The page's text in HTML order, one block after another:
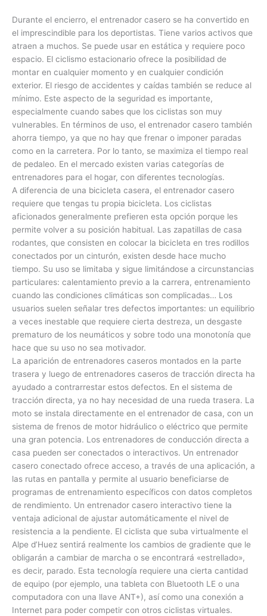
Durante el encierro, el entrenador casero se ha convertido en
el imprescindible para los deportistas. Tiene varios activos que
atraen a muchos. Se puede usar en estática y requiere poco
espacio. El ciclismo estacionario ofrece la posibilidad de
montar en cualquier momento y en cualquier condición
exterior. El riesgo de accidentes y caídas también se reduce al
mínimo. Este aspecto de la seguridad es importante,
especialmente cuando sabes que los ciclistas son muy
vulnerables. En términos de uso, el entrenador casero también
ahorra tiempo, ya que no hay que frenar o imponer paradas
como en la carretera. Por lo tanto, se maximiza el tiempo real
de pedaleo. En el mercado existen varias categorías de
entrenadores para el hogar, con diferentes tecnologías.
A diferencia de una bicicleta casera, el entrenador casero
requiere que tengas tu propia bicicleta. Los ciclistas
aficionados generalmente prefieren esta opción porque les
permite volver a su posición habitual. Las zapatillas de casa
rodantes, que consisten en colocar la bicicleta en tres rodillos
conectados por un cinturón, existen desde hace mucho
tiempo. Su uso se limitaba y sigue limitándose a circunstancias
particulares: calentamiento previo a la carrera, entrenamiento
cuando las condiciones climáticas son complicadas… Los
usuarios suelen señalar tres defectos importantes: un equilibrio
a veces inestable que requiere cierta destreza, un desgaste
prematuro de los neumáticos y sobre todo una monotonía que
hace que su uso no sea motivador.
La aparición de entrenadores caseros montados en la parte
trasera y luego de entrenadores caseros de tracción directa ha
ayudado a contrarrestar estos defectos. En el sistema de
tracción directa, ya no hay necesidad de una rueda trasera. La
moto se instala directamente en el entrenador de casa, con un
sistema de frenos de motor hidráulico o eléctrico que permite
una gran potencia. Los entrenadores de conducción directa a
casa pueden ser conectados o interactivos. Un entrenador
casero conectado ofrece acceso, a través de una aplicación, a
las rutas en pantalla y permite al usuario beneficiarse de
programas de entrenamiento específicos con datos completos
de rendimiento. Un entrenador casero interactivo tiene la
ventaja adicional de ajustar automáticamente el nivel de
resistencia a la pendiente. El ciclista que suba virtualmente el
Alpe d’Huez sentirá realmente los cambios de gradiente que le
obligarán a cambiar de marcha o se encontrará «estrellado»,
es decir, parado. Esta tecnología requiere una cierta cantidad
de equipo (por ejemplo, una tableta con Bluetooth LE o una
computadora con una llave ANT+), así como una conexión a
Internet para poder competir con otros ciclistas virtuales.